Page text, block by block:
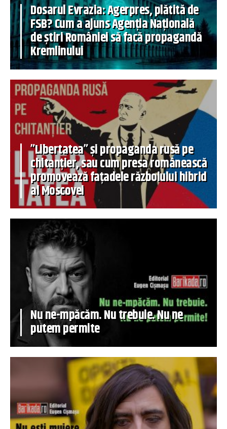
Dosarul Evrazia: Agerpres, plătită de
FSB? Cum a ajuns Agenția Națională
de știri României să facă propagandă
Kremlinului
”Libertatea” și propaganda rusă pe
chitanțier, sau cum presa românească
promovează fațadele războiului hibrid
al Moscovei
Nu ne-mpăcăm. Nu trebuie. Nu ne
putem permite